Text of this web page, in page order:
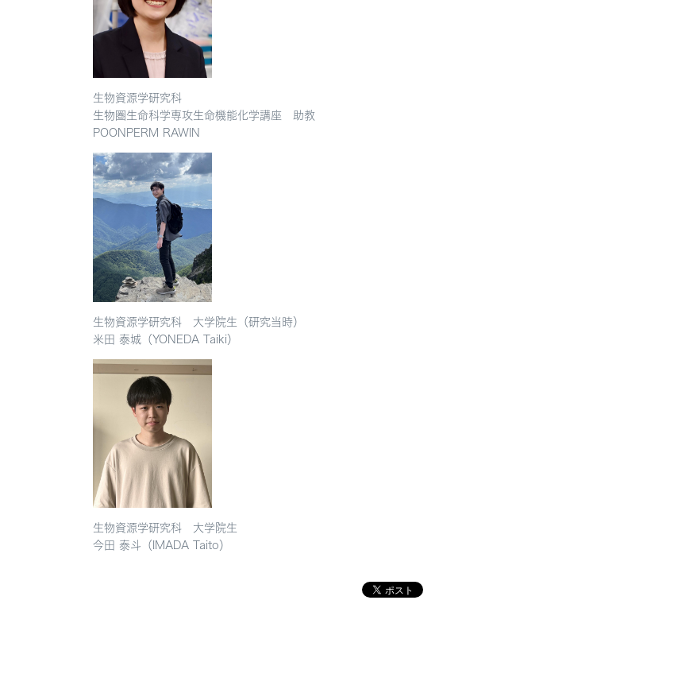
生物資源学研究科
生物圏生命科学専攻生命機能化学講座 助教
POONPERM RAWIN
生物資源学研究科 大学院生（研究当時）
米田 泰城（YONEDA Taiki）
生物資源学研究科 大学院生
今田 泰斗（IMADA Taito）